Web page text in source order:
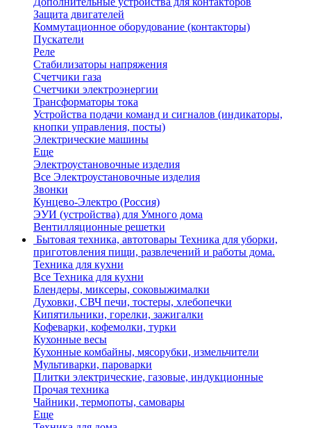
Защита двигателей
Коммутационное оборудование (контакторы)
Пускатели
Реле
Стабилизаторы напряжения
Счетчики газа
Счетчики электроэнергии
Трансформаторы тока
Устройства подачи команд и сигналов (индикаторы,
кнопки управления, посты)
Электрические машины
Еще
Электроустановочные изделия
Все Электроустановочные изделия
Звонки
Кунцево-Электро (Россия)
ЭУИ (устройства) для Умного дома
Вентилляционные решетки
Бытовая техника, автотовары Техника для уборки,
приготовления пищи, развлечений и работы дома.
Техника для кухни
Все Техника для кухни
Блендеры, миксеры, соковыжималки
Духовки, СВЧ печи, тостеры, хлебопечки
Кипятильники, горелки, зажигалки
Кофеварки, кофемолки, турки
Кухонные весы
Кухонные комбайны, мясорубки, измельчители
Мультиварки, пароварки
Плитки электрические, газовые, индукционные
Прочая техника
Чайники, термопоты, самовары
Еще